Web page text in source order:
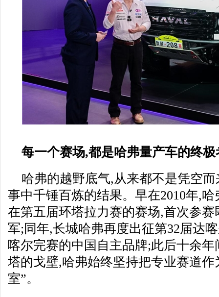
每一个赛场,都是哈弗量产车的终极
哈弗的越野底气,从来都不是凭空
事中千锤百炼的结果。早在2010年,
在第五届环塔拉力赛的赛场,首次参
军;同年,长城哈弗再度出征第32届达
喀尔完赛的中国自主品牌;此后十余
塔的戈壁,哈弗始终坚持把专业赛道
室”。